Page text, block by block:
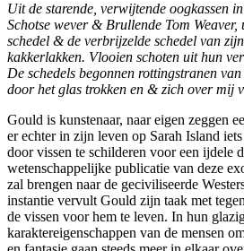
Uit de starende, verwijtende oogkassen
Schotse wever & Brullende Tom Weaver,
schedel & de verbrijzelde schedel van
kakkerlakken. Vlooien schoten uit hun
De schedels begonnen rottingstranen
door het glas trokken en & zich over mij
Gould is kunstenaar, naar eigen zeggen
er echter in zijn leven op Sarah Island
door vissen te schilderen voor een ijdele
wetenschappelijke publicatie van deze
zal brengen naar de geciviliseerde
instantie vervult Gould zijn taak met
de vissen voor hem te leven. In hun
karaktereigenschappen van de mensen